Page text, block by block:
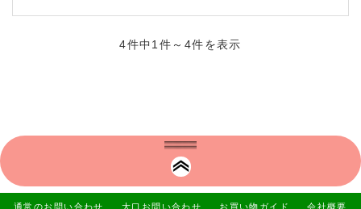
4件中1件～4件を表示
通常のお問い合わせ 大口お問い合わせ お買い物ガイド 会社概要